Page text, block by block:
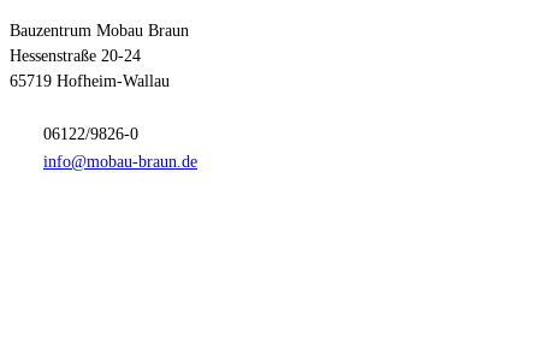
Bauzentrum Mobau Braun
Hessenstraße 20-24
65719 Hofheim-Wallau
06122/9826-0
info@mobau-braun.de